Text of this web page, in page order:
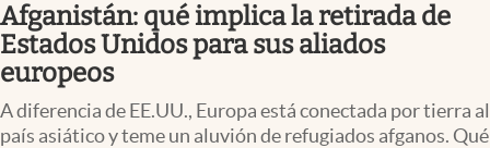
Columnistas
Otras secciones
Apertura
Afganistán: qué implica la retirada de
Estados Unidos para sus aliados
europeos
A diferencia de EE.UU., Europa está conectada por tierra al
país asiático y teme un aluvión de refugiados afganos. Qué